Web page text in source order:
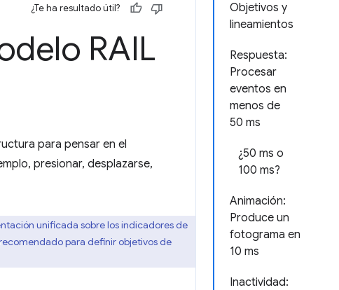
Objetivos y
lineamientos
Respuesta:
Procesar
eventos en
menos de
50 ms
¿50 ms o
100 ms?
Animación:
Produce un
fotograma en
10 ms
Inactividad:
¿Te ha resultado útil?
RAIL
para pensar en el
presionar, desplazarse,
unificada sobre los indicadores de
para definir objetivos de